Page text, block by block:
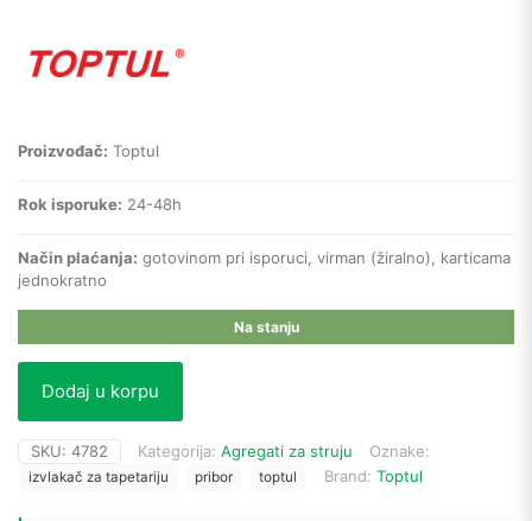
Proizvođač: Toptul
Rok isporuke: 24-48h
Način plaćanja: gotovinom pri isporuci, virman (žiralno), karticama
jednokratno
Na stanju
Dodaj u korpu
SKU: 4782 Kategorija: Agregati za struju Oznake:
izvlakač za tapetariju pribor toptul Brand: Toptul